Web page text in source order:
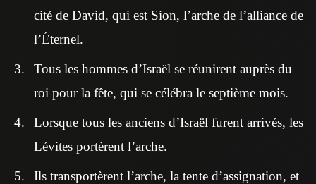
cité de David, qui est Sion, l’arche de l’alliance de
l’Éternel.
Tous les hommes d’Israël se réunirent auprès du
roi pour la fête, qui se célébra le septième mois.
Lorsque tous les anciens d’Israël furent arrivés, les
Lévites portèrent l’arche.
Ils transportèrent l’arche, la tente d’assignation, et